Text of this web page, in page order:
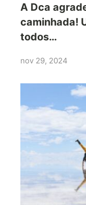
A Dca
caminhada!
todos…
nov 29, 2024